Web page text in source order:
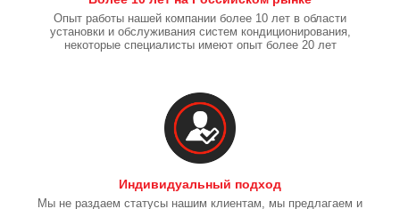
Опыт работы нашей компании более 10 лет в области
установки и обслуживания систем кондиционирования,
некоторые специалисты имеют опыт более 20 лет
Индивидуальный подход
Мы не раздаем статусы нашим клиентам, мы предлагаем и